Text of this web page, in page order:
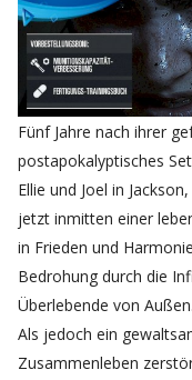
Fünf Jahre nach ihrer
postapokalyptisches
Ellie und Joel in
jetzt inmitten einer
in Frieden und
Bedrohung durch die
Überlebende von Außen.
Als jedoch ein
Zusammenleben